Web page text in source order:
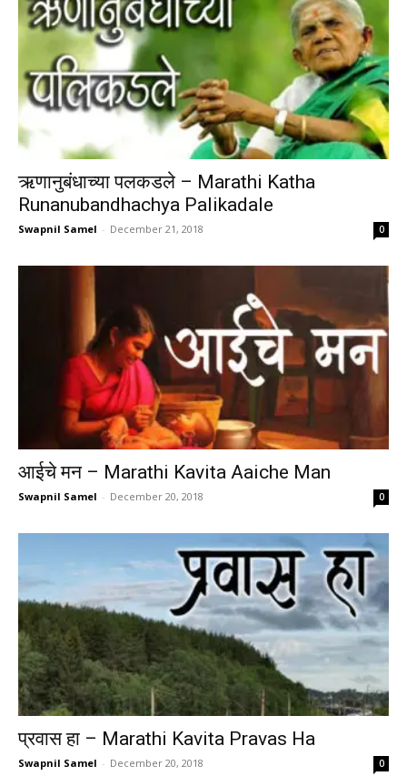
ऋणानुबंधाच्या पलकडले – Marathi Katha
Runanubandhachya Palikadale
Swapnil Samel - December 21, 2018 0
आईचे मन – Marathi Kavita Aaiche Man
Swapnil Samel - December 20, 2018 0
प्रवास हा – Marathi Kavita Pravas Ha
Swapnil Samel - December 20, 2018 0